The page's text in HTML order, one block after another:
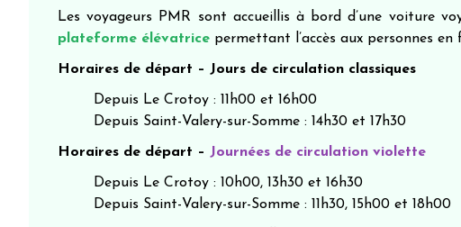
Les voyageurs PMR sont accueillis à bord d’une voiture
plateforme élévatrice permettant l’accès aux personnes
Horaires de départ – Jours de circulation classiques
Depuis Le Crotoy : 11h00 et 16h00
Depuis Saint-Valery-sur-Somme : 14h30 et 17h30
Horaires de départ – Journées de circulation violette
Depuis Le Crotoy : 10h00, 13h30 et 16h30
Depuis Saint-Valery-sur-Somme : 11h30, 15h00 et 18h00